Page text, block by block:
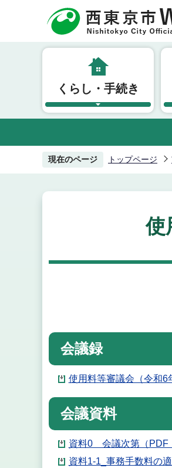
頭
くらし・手続き
現在のページ トップページ
使
会議録
使用料等審議会（令和6
会議資料
資料0 会議次第（PDF
資料1-1_事務手数料の